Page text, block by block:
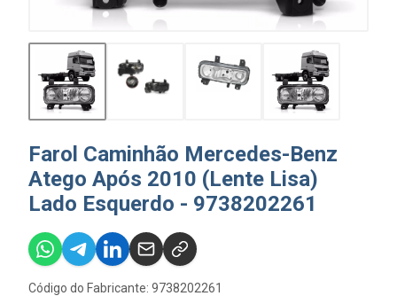
Farol Caminhão Mercedes-Benz
Atego Após 2010 (Lente Lisa)
Lado Esquerdo - 9738202261
Código do Fabricante: 9738202261